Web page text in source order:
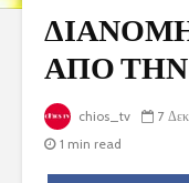
ΑΠΟ ΤΗΝ
chios_tv 7
1 min read